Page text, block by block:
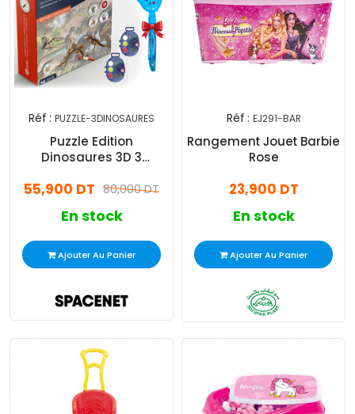
Réf : PUZZLE-3DINOSAURES
Puzzle Edition
Dinosaures 3D 3
80,000 DT
55,900 DT
En stock
Ajouter Au Panier
Réf : EJ291-BAR
Rangement Jouet Barbie
Rose
23,900 DT
En stock
Ajouter Au Panier